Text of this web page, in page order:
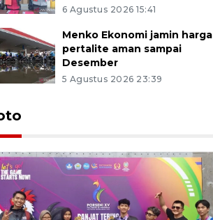
6 Agustus 2026 15:41
Menko Ekonomi jamin harga
pertalite aman sampai
Desember
5 Agustus 2026 23:39